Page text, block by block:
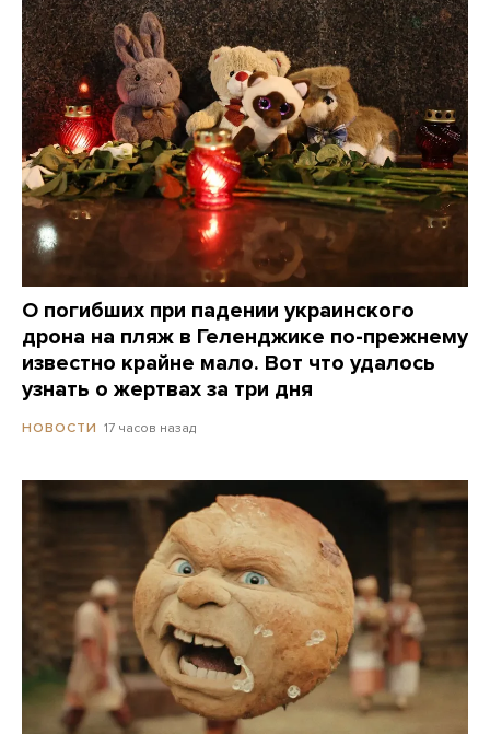
О погибших при падении украинского
дрона на пляж в Геленджике по-прежнему
известно крайне мало. Вот что удалось
узнать о жертвах за три дня
НОВОСТИ 17 часов назад